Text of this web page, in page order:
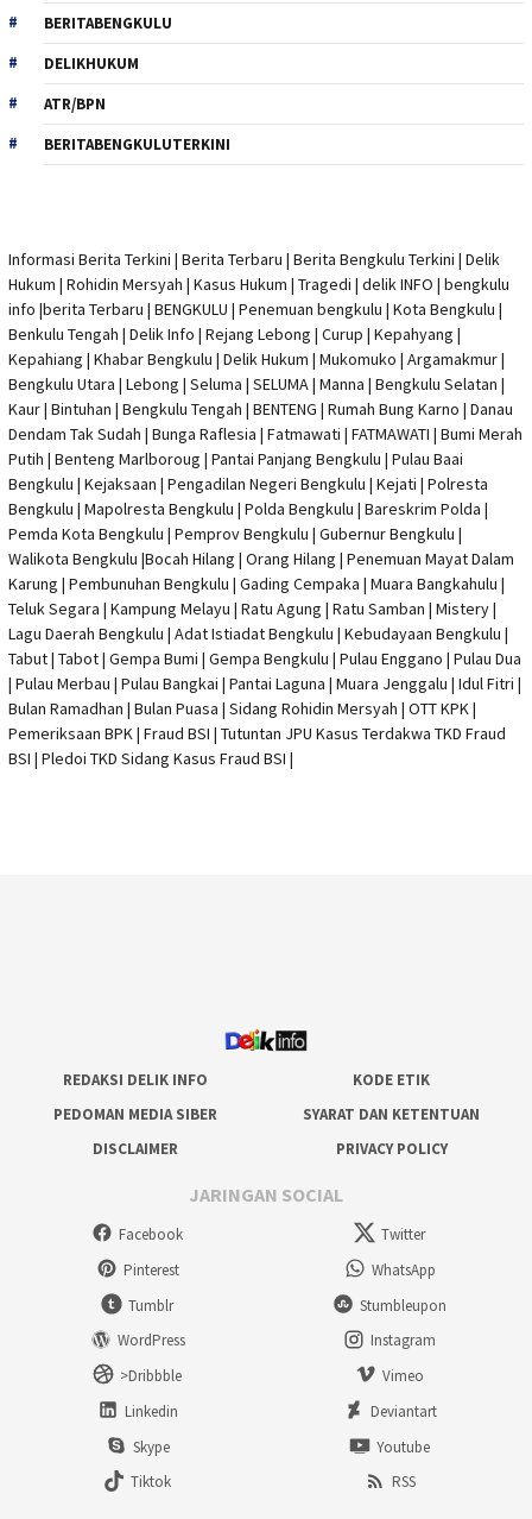
BERITABENGKULU
DELIKHUKUM
ATR/BPN
BERITABENGKULUTERKINI
Informasi Berita Terkini | Berita Terbaru | Berita Bengkulu Terkini | Delik
Hukum | Rohidin Mersyah | Kasus Hukum | Tragedi | delik INFO | bengkulu
info |berita Terbaru | BENGKULU | Penemuan bengkulu | Kota Bengkulu |
Benkulu Tengah | Delik Info | Rejang Lebong | Curup | Kepahyang |
Kepahiang | Khabar Bengkulu | Delik Hukum | Mukomuko | Argamakmur |
Bengkulu Utara | Lebong | Seluma | SELUMA | Manna | Bengkulu Selatan |
Kaur | Bintuhan | Bengkulu Tengah | BENTENG | Rumah Bung Karno | Danau
Dendam Tak Sudah | Bunga Raflesia | Fatmawati | FATMAWATI | Bumi Merah
Putih | Benteng Marlboroug | Pantai Panjang Bengkulu | Pulau Baai
Bengkulu | Kejaksaan | Pengadilan Negeri Bengkulu | Kejati | Polresta
Bengkulu | Mapolresta Bengkulu | Polda Bengkulu | Bareskrim Polda |
Pemda Kota Bengkulu | Pemprov Bengkulu | Gubernur Bengkulu |
Walikota Bengkulu |Bocah Hilang | Orang Hilang | Penemuan Mayat Dalam
Karung | Pembunuhan Bengkulu | Gading Cempaka | Muara Bangkahulu |
Teluk Segara | Kampung Melayu | Ratu Agung | Ratu Samban | Mistery |
Lagu Daerah Bengkulu | Adat Istiadat Bengkulu | Kebudayaan Bengkulu |
Tabut | Tabot | Gempa Bumi | Gempa Bengkulu | Pulau Enggano | Pulau Dua
| Pulau Merbau | Pulau Bangkai | Pantai Laguna | Muara Jenggalu | Idul Fitri |
Bulan Ramadhan | Bulan Puasa | Sidang Rohidin Mersyah | OTT KPK|
Pemeriksaan BPK | Fraud BSI | Tutuntan JPU Kasus Terdakwa TKD Fraud
BSI | Pledoi TKD Sidang Kasus Fraud BSI |
REDAKSI DELIK INFO
KODE ETIK
PEDOMAN MEDIA SIBER
SYARAT DAN KETENTUAN
DISCLAIMER
PRIVACY POLICY
JARINGAN SOCIAL
Facebook
Twitter
Pinterest
WhatsApp
Tumblr
Stumbleupon
WordPress
Instagram
>Dribbble
Vimeo
Linkedin
Deviantart
Skype
Youtube
Tiktok
RSS